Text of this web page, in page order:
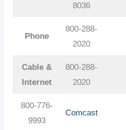
8036
Phone
800-288-
2020
Cable &
Internet
800-288-
2020
800-776-
9993
Comcast